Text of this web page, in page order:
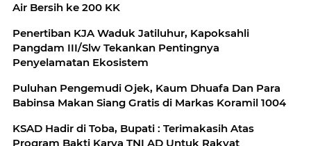
Air Bersih ke 200 KK
Penertiban KJA Waduk Jatiluhur, Kapoksahli
Pangdam III/Slw Tekankan Pentingnya
Penyelamatan Ekosistem
Puluhan Pengemudi Ojek, Kaum Dhuafa Dan Para
Babinsa Makan Siang Gratis di Markas Koramil 1004
KSAD Hadir di Toba, Bupati : Terimakasih Atas
Program Bakti Karya TNI AD Untuk Rakyat